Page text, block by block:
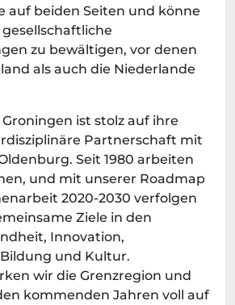
auf beiden Seiten und könne
zu bewältigen, vor denen
als auch die Niederlande
ist stolz auf ihre
Partnerschaft mit
Seit 1980 arbeiten
und mit unserer Roadmap
2020-2030 verfolgen
Ziele in den
Innovation,
und Kultur.
wir die Grenzregion und
kommenden Jahren voll auf